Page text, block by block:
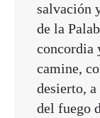
salvación
de la
concordia
camine,
desierto,
del fuego